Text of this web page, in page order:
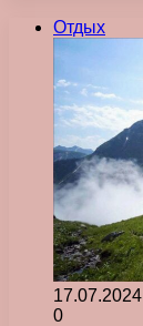
Отдых
17.07.2024
0